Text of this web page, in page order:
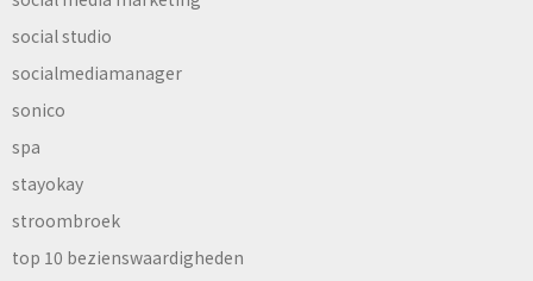
social studio
socialmediamanager
sonico
spa
stayokay
stroombroek
top 10 bezienswaardigheden